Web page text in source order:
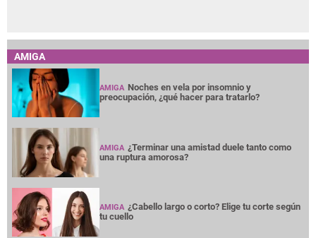
AMIGA
AMIGA Noches en vela por insomnio y
preocupación, ¿qué hacer para tratarlo?
AMIGA ¿Terminar una amistad duele tanto como
una ruptura amorosa?
AMIGA ¿Cabello largo o corto? Elige tu corte según
tu cuello